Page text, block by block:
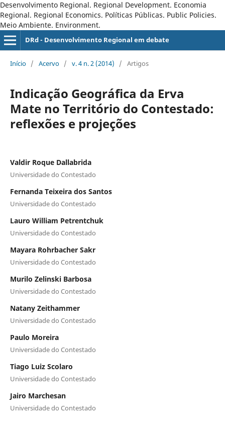
Desenvolvimento Regional. Regional Development. Economia
Regional. Regional Economics. Políticas Públicas. Public Policies.
Meio Ambiente. Environment.
DRd - Desenvolvimento Regional em debate
Início / Acervo / v. 4 n. 2 (2014) / Artigos
Indicação Geográfica da Erva
Mate no Território do Contestado:
reflexões e projeções
Valdir Roque Dallabrida
Universidade do Contestado
Fernanda Teixeira dos Santos
Universidade do Contestado
Lauro William Petrentchuk
Universidade do Contestado
Mayara Rohrbacher Sakr
Universidade do Contestado
Murilo Zelinski Barbosa
Universidade do Contestado
Natany Zeithammer
Universidade do Contestado
Paulo Moreira
Universidade do Contestado
Tiago Luiz Scolaro
Universidade do Contestado
Jairo Marchesan
Universidade do Contestado